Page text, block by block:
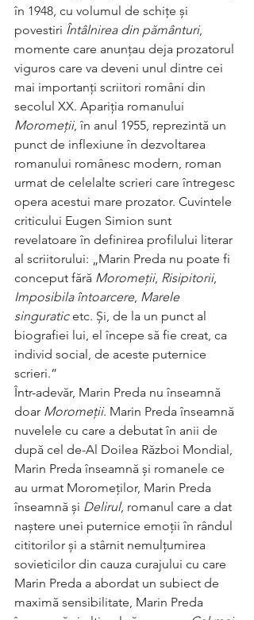
în 1948, cu volumul de schițe și
povestiri Întâlnirea din pământuri,
momente care anunțau deja prozatorul
viguros care va deveni unul dintre cei
mai importanți scriitori români din
secolul XX. Apariția romanului
Moromeții, în anul 1955, reprezintă un
punct de inflexiune în dezvoltarea
romanului românesc modern, roman
urmat de celelalte scrieri care întregesc
opera acestui mare prozator. Cuvintele
criticului Eugen Simion sunt
revelatoare în definirea profilului literar
al scriitorului: „Marin Preda nu poate fi
conceput fără Moromeții, Risipitorii,
Imposibila întoarcere, Marele
singuratic etc. Și, de la un punct al
biografiei lui, el începe să fie creat, ca
individ social, de aceste puternice
scrieri.”
Într-adevăr, Marin Preda nu înseamnă
doar Moromeții. Marin Preda înseamnă
nuvelele cu care a debutat în anii de
după cel de-Al Doilea Război Mondial,
Marin Preda înseamnă și romanele ce
au urmat Moromeților, Marin Preda
înseamnă și Delirul, romanul care a dat
naștere unei puternice emoții în rândul
cititorilor și a stârnit nemulțumirea
sovieticilor din cauza curajului cu care
Marin Preda a abordat un subiect de
maximă sensibilitate, Marin Preda